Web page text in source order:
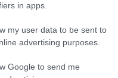
in apps.
my user data to be sent to
advertising purposes.
Google to send me